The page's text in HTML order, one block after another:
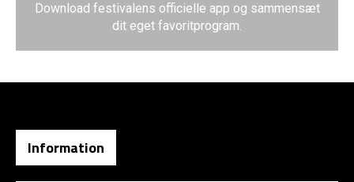
Download festivalens officielle app og sammensæt
dit eget favoritprogram.
Information